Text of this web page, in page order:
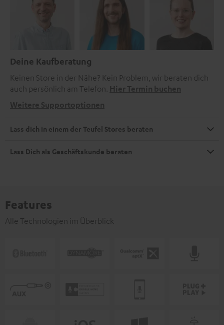
Deine Kaufberatung
Keinen Store in der Nähe? Kein Problem, wir beraten dich
auch persönlich am Telefon. Hier Termin buchen
Weitere Supportoptionen
Lass dich in einem der Teufel Stores beraten
Lass Dich als Geschäftskunde beraten
Features
Alle Technologien im Überblick